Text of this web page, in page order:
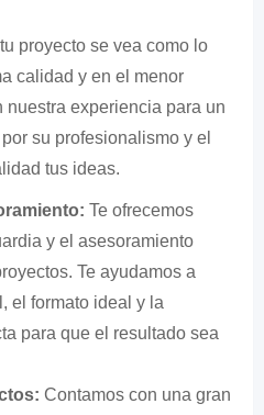
proyecto se vea como lo
calidad y en el menor
experiencia para un
su profesionalismo y el
tus ideas.
Te ofrecemos
y el asesoramiento
Te ayudamos a
el formato ideal y la
para que el resultado sea
Contamos con una gran